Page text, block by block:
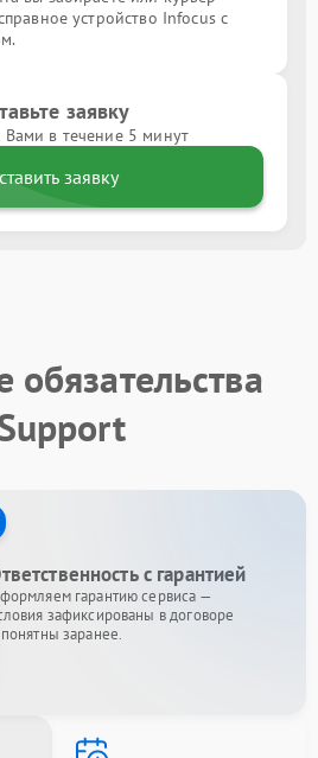
устройство Infocus с
заявку
Вами в течение 5 минут
заявку
обязательства
с гарантией
гарантию сервиса —
зафиксированы в договоре
заранее.